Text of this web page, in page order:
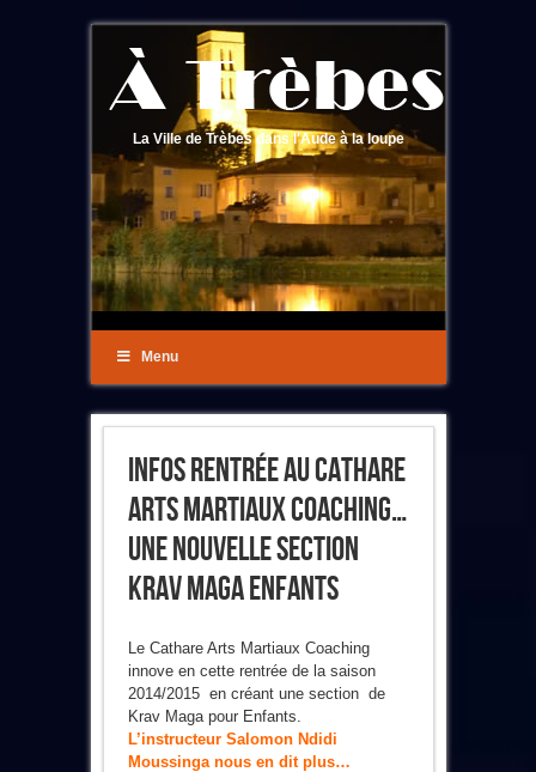
La Ville de Trèbes dans l'Aude à la loupe
Menu
Infos Rentrée Au Cathare
Arts Martiaux Coaching…
Une Nouvelle Section
Krav Maga Enfants
Le Cathare Arts Martiaux Coaching
innove en cette rentrée de la saison
2014/2015 en créant une section de
Krav Maga pour Enfants.
L’instructeur Salomon Ndidi
Moussinga nous en dit plus…